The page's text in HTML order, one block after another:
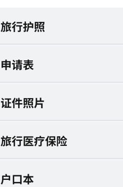
旅行护照
申请表
证件照片
旅行医疗保险
户口本